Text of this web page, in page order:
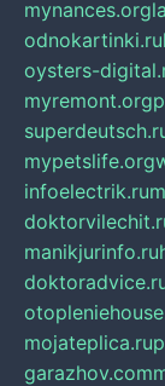
mynances.org
odnokartinki.ru
oysters-
myremont.org
mypetslife.org
infoelectrik.ru
manikjurinfo.ru
mojateplica.ru
garazhov.com